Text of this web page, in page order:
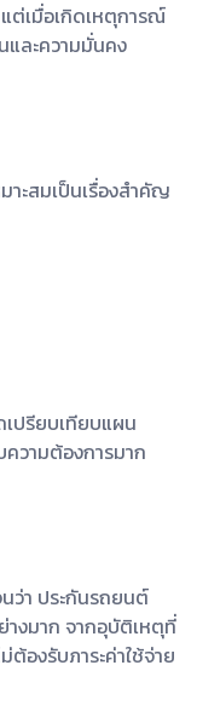
ต่เมื่อเกิดเหตุการณ์
และความมั่นคง
าะสมเป็นเรื่องสำคัญ
เปรียบเทียบแผน
วามต้องการมาก
ว่า ประกันรถยนต์
างมาก จากอุบัติเหตุที่
องรับภาระค่าใช้จ่าย